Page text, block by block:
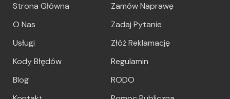
Strona Główna
O Nas
Usługi
Kody Błędów
Blog
Zamów Naprawę
Zadaj Pytanie
Złóż Reklamację
Regulamin
RODO